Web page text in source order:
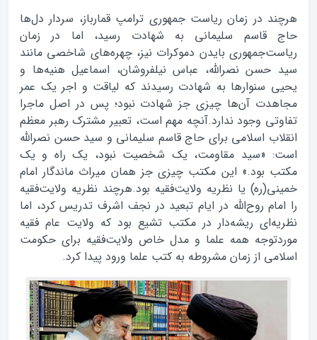
هرچند در زمان ریاست جمهوری ترامپ قمارباز، سردار دل‌ها
حاج قاسم سلیمانی به شهادت رسید، اما در زمان
ریاست‌جمهوری بایدن دموکرات نیز، چهره‌های شاخصی مانند
سید حسن نصرالله، عباس نیلفروشان، اسماعیل هنیه‌ها و
یحیی سنوارها به شهادت رسیدند که لیاقت و اجر یک عمر
مجاهدت آن‌ها چیزی جز شهادت نبود؛ پس در اصل ماجرا
تفاوتی وجود ندارد.آنچه مهم است، تعبیر مشترک رهبر معظم
انقلاب اسلامی برای حاج قاسم سلیمانی و سید حسن نصرالله
است: «سید مقاومت، یک شخصیت نبود، یک راه و یک
مکتب بود.» این مکتب چیزی جز همان میراث ماندگار امام
خمینی(ره) یا نظریه ولایت‌فقیه بود.هرچند نظریه ولایت‌فقیه
را امام روح‌الله در ایام تبعید در نجف اشرف تدریس کرد، اما
نظریه‌ای ریشه‌دار در مکتب تشیع بود که ولایت عام فقیه
موردتوجه همه علما و مدل خاص ولایت‌فقیه برای حکومت
اسلامی از زمان مشروطه به کتب علما ورود پیدا کرد.